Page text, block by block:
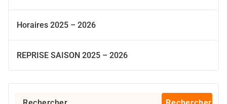
Horaires 2025 – 2026
REPRISE SAISON 2025 – 2026
Rechercher :